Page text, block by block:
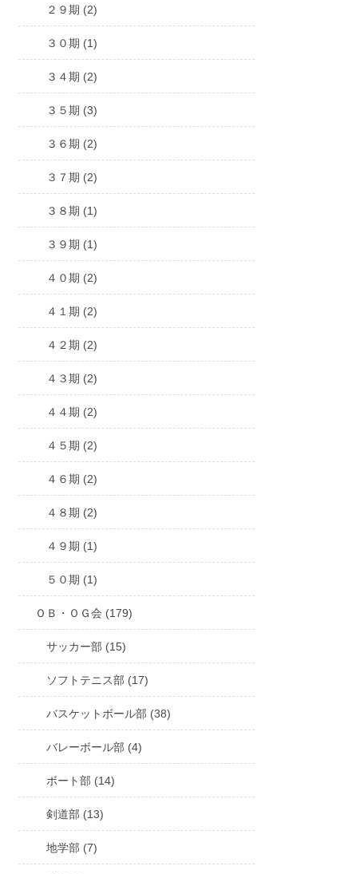
２９期 (2)
３０期 (1)
３４期 (2)
３５期 (3)
３６期 (2)
３７期 (2)
３８期 (1)
３９期 (1)
４０期 (2)
４１期 (2)
４２期 (2)
４３期 (2)
４４期 (2)
４５期 (2)
４６期 (2)
４８期 (2)
４９期 (1)
５０期 (1)
ＯＢ・ＯＧ会 (179)
サッカー部 (15)
ソフトテニス部 (17)
バスケットボール部 (38)
バレーボール部 (4)
ボート部 (14)
剣道部 (13)
地学部 (7)